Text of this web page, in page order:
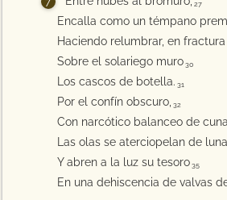
27
Encalla como un témpano
Haciendo relumbrar, en
Sobre el solariego muro 30
Los cascos de botella. 31
Por el confín obscuro, 32
Con narcótico balanceo de cuna,
Las olas se aterciopelan de
Y abren a la luz su tesoro 35
En una dehiscencia de valvas